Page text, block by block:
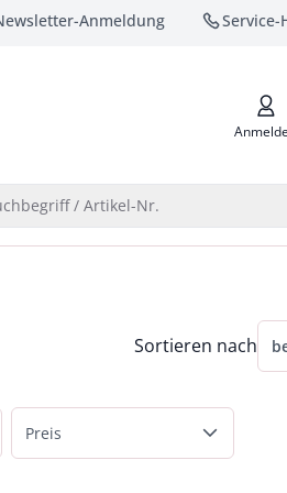
Anmeldung Service-
/ Artikel-Nr.
Menü Sortierung:
Sortieren nach
Preis